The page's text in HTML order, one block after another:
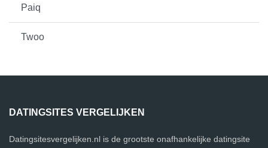
Paiq
Twoo
DATINGSITES VERGELIJKEN
Datingsitesvergelijken.nl is de grootste onafhankelijke datingsite